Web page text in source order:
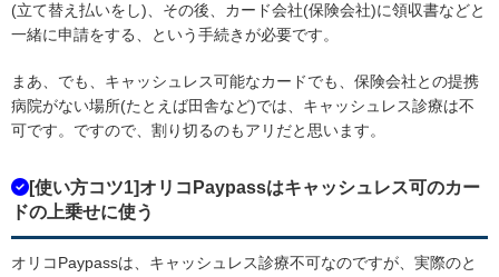
(立て替え払いをし)、その後、カード会社(保険会社)に領収書などと
一緒に申請をする、という手続きが必要です。
まあ、でも、キャッシュレス可能なカードでも、保険会社との提携
病院がない場所(たとえば田舎など)では、キャッシュレス診療は不
可です。ですので、割り切るのもアリだと思います。
[使い方コツ1]オリコPaypassはキャッシュレス可のカー
ドの上乗せに使う
オリコPaypassは、キャッシュレス診療不可なのですが、実際のと